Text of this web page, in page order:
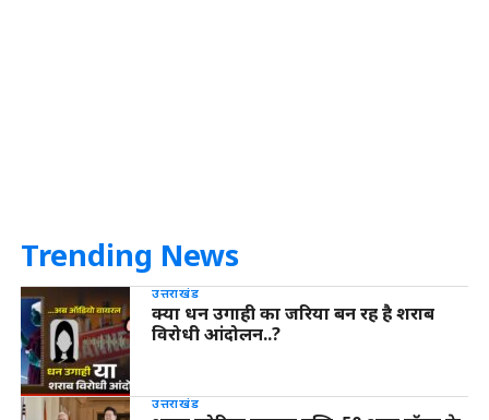
Trending News
उत्तराखंड
क्या धन उगाही का जरिया बन रह है शराब
विरोधी आंदोलन..?
उत्तराखंड